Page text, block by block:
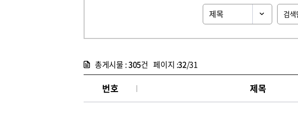
총게시물 :305건 페이지 :32/31
번호 제목